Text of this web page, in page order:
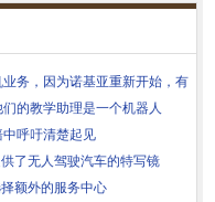
务，因为诺基亚重新开始，有
的教学助理是一个机器人
呼吁清楚起见
了无人驾驶汽车的特写镜
额外的服务中心